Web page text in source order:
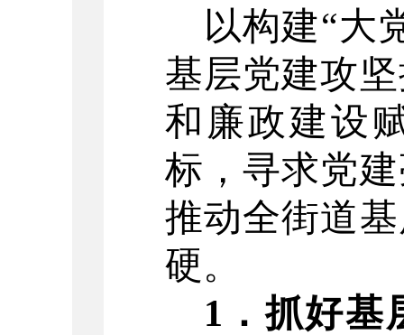
以构建“大
基层党建攻
和廉政建设
标，寻求党
推动全街道
硬。
1 ．抓好基